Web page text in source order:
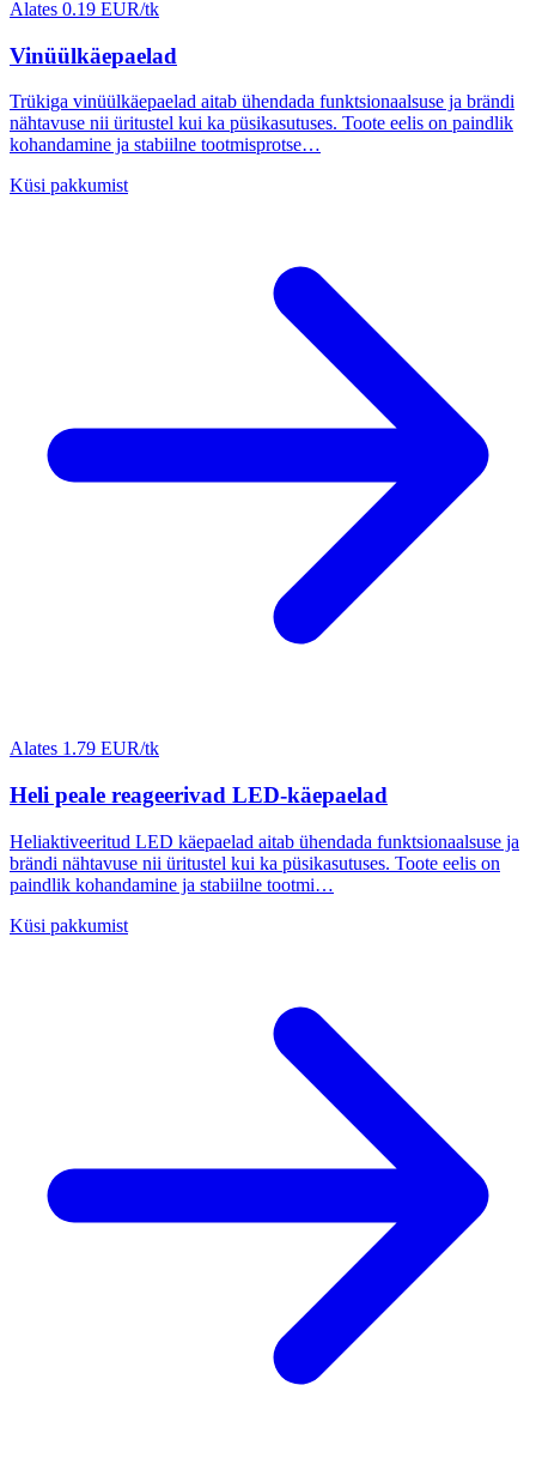
Alates 0.19 EUR/tk
Vinüülkäepaelad
Trükiga vinüülkäepaelad aitab ühendada funktsionaalsuse ja brändi
nähtavuse nii üritustel kui ka püsikasutuses. Toote eelis on paindlik
kohandamine ja stabiilne tootmisprotse…
Küsi pakkumist
Alates 1.79 EUR/tk
Heli peale reageerivad LED-käepaelad
Heliaktiveeritud LED käepaelad aitab ühendada funktsionaalsuse ja
brändi nähtavuse nii üritustel kui ka püsikasutuses. Toote eelis on
paindlik kohandamine ja stabiilne tootmi…
Küsi pakkumist